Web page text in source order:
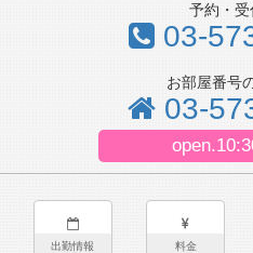
予約・受
03-
お部屋番号
03-
出勤情報 料金